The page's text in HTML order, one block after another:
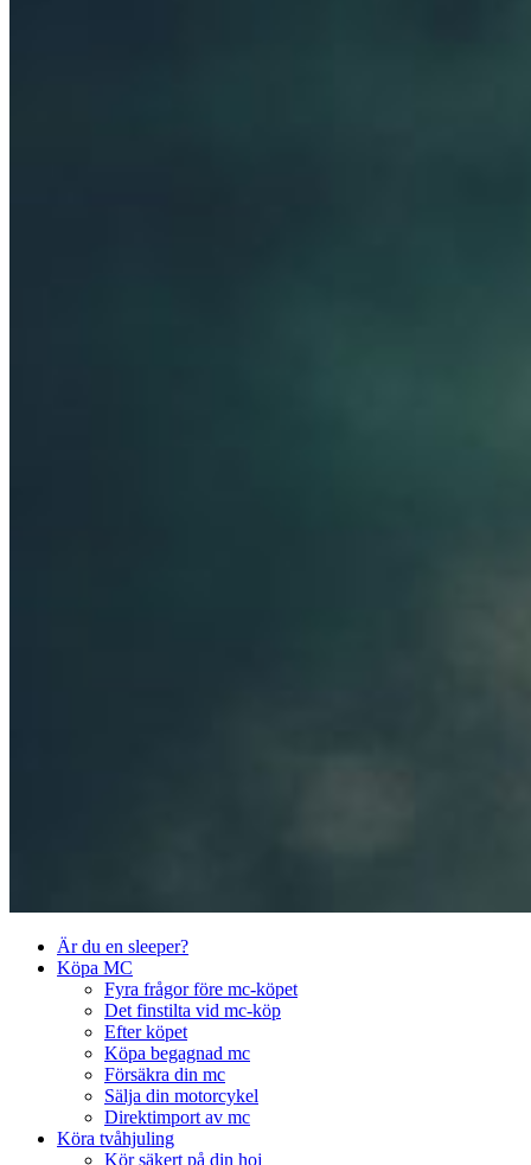
Är du en sleeper?
Köpa MC
Fyra frågor före mc-köpet
Det finstilta vid mc-köp
Efter köpet
Köpa begagnad mc
Försäkra din mc
Sälja din motorcykel
Direktimport av mc
Köra tvåhjuling
Kör säkert på din hoj